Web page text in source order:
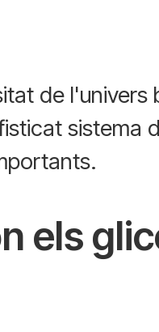
de
sistema
els